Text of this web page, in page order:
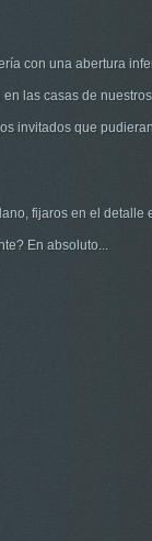
con una abertura
las casas de
invitados que
fijaros en el detalle
En absoluto...